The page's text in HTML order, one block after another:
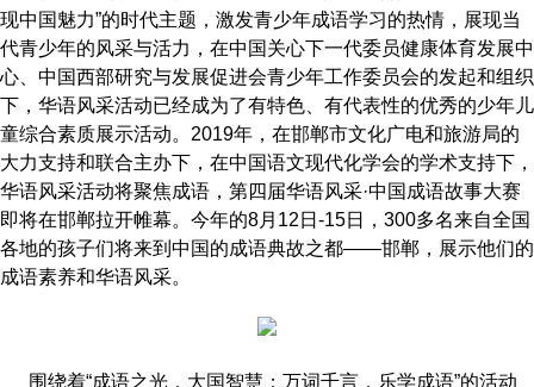
现中国魅力”的时代主题，激发青少年成语学习的热情，展现当
代青少年的风采与活力，在中国关心下一代委员健康体育发展中
心、中国西部研究与发展促进会青少年工作委员会的发起和组织
下，华语风采活动已经成为了有特色、有代表性的优秀的少年儿
童综合素质展示活动。2019年，在邯郸市文化广电和旅游局的
大力支持和联合主办下，在中国语文现代化学会的学术支持下，
华语风采活动将聚焦成语，第四届华语风采·中国成语故事大赛
即将在邯郸拉开帷幕。今年的8月12日-15日，300多名来自全国
各地的孩子们将来到中国的成语典故之都——邯郸，展示他们的
成语素养和华语风采。
围绕着“成语之光，大国智慧；万词千言，乐学成语”的活动